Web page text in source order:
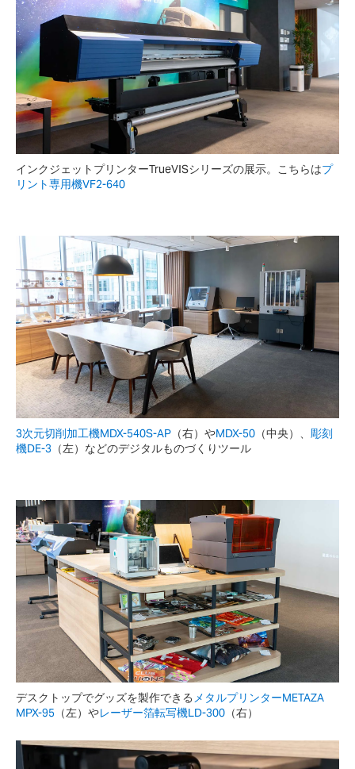
インクジェットプリンターTrueVISシリーズの展示。こちらはプ
リント専用機VF2-640
3次元切削加工機MDX-540S-AP （右）やMDX-50 （中央）、 彫刻
機DE-3 （左）などのデジタルものづくりツール
デスクトップでグッズを製作できる メタルプリンターMETAZA
MPX-95 （左）やレーザー箔転写機LD-300 （右）